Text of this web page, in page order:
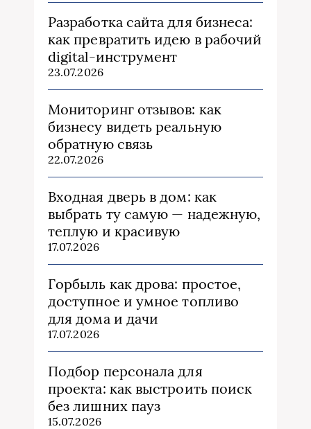
Разработка сайта для бизнеса:
как превратить идею в рабочий
digital-инструмент
23.07.2026
Мониторинг отзывов: как
бизнесу видеть реальную
обратную связь
22.07.2026
Входная дверь в дом: как
выбрать ту самую — надежную,
теплую и красивую
17.07.2026
Горбыль как дрова: простое,
доступное и умное топливо
для дома и дачи
17.07.2026
Подбор персонала для
проекта: как выстроить поиск
без лишних пауз
15.07.2026